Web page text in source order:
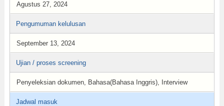
Agustus 27, 2024
Pengumuman kelulusan
September 13, 2024
Ujian / proses screening
Penyeleksian dokumen, Bahasa(Bahasa Inggris), Interview
Jadwal masuk